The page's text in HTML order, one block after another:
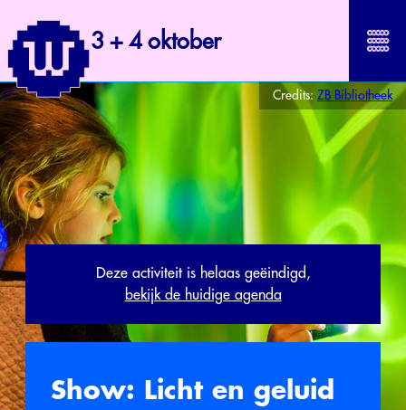
3 + 4 oktober
Credits: ZB Bibliotheek
Deze activiteit is helaas geëindigd,
bekijk de huidige agenda
Show: Licht en geluid